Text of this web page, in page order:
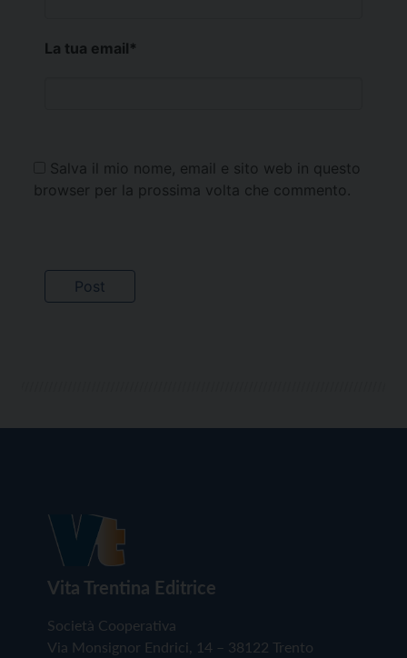
La tua email*
Salva il mio nome, email e sito web in questo
browser per la prossima volta che commento.
Vita Trentina Editrice
Società Cooperativa
Via Monsignor Endrici, 14 – 38122 Trento